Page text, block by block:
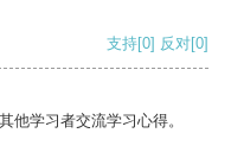
支持[0] 反对[0]
他学习者交流学习心得。